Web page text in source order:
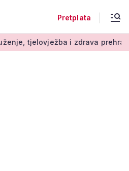
Pretplata
i zdrava prehrana za